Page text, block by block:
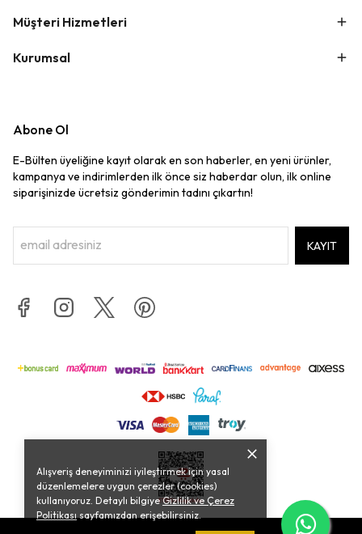
Alışveriş deneyiminizi iyileştirmek için yasal
düzenlemelere uygun çerezler (cookies)
kullanıyoruz. Detaylı bilgiyeGizlilik ve Çerez
Politikasısayfamızdan erişebilirsiniz.
Müşteri Hizmetleri
Kurumsal
Abone Ol
E-Bülten üyeliğine kayıt olarak en son haberler, en yeni ürünler,
kampanya ve indirimlerden ilk önce siz haberdar olun, ilk online
siparişinizde ücretsiz gönderimin tadını çıkartın!
KAYIT